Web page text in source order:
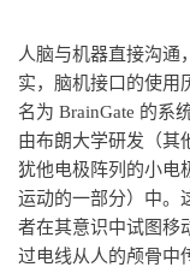
人脑与机器直接沟通
实，脑机接口的使用
名为 BrainGate 的系
由布朗大学研发（其
犹他电极阵列的小电
运动的一部分）中。
者在其意识中试图移
过电线从人的颅骨中